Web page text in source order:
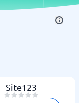
Site123